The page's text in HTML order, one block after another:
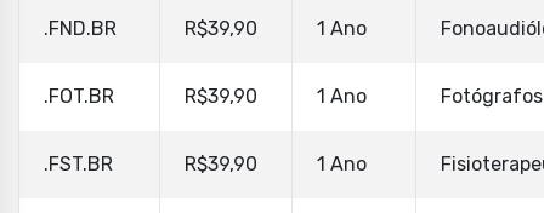
.FND.BR R$39,90 1 Ano
.FOT.BR R$39,90 1 Ano Fotógrafos
.FST.BR R$39,90 1 Ano